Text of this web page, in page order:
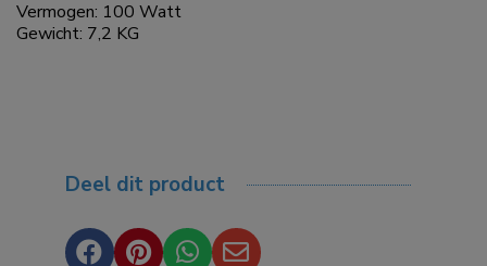
Vermogen: 100 Watt
Gewicht: 7,2 KG
Deel dit product
   